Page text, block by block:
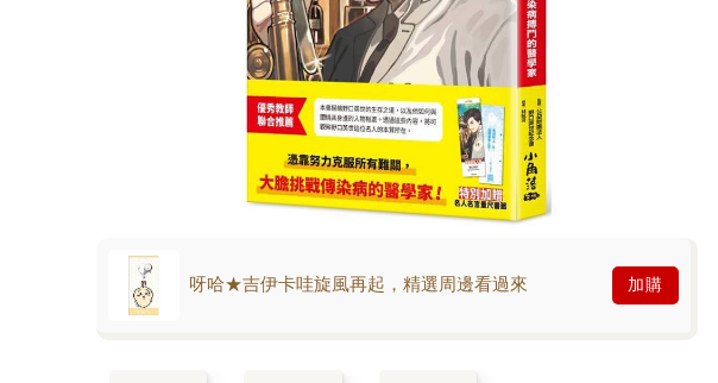
呀哈★吉伊卡哇旋風再起，精選周邊看過來 加購